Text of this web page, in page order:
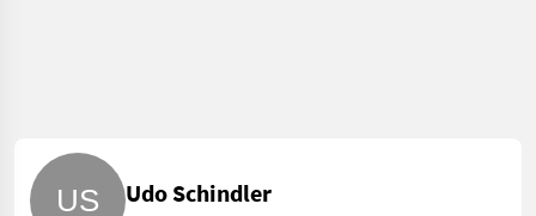
Udo Schindler